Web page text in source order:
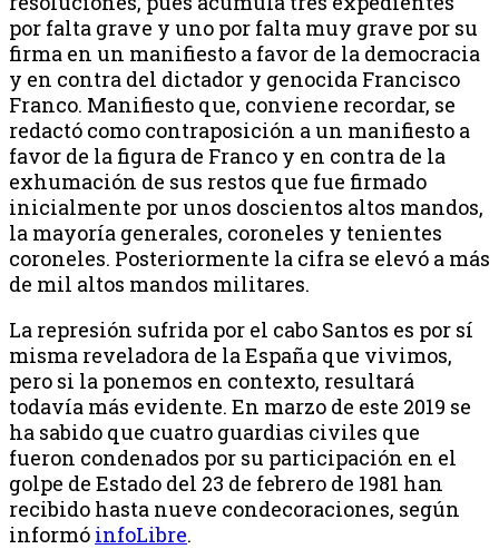
por falta grave y uno por falta muy grave por su
firma en un manifiesto a favor de la democracia
y en contra del dictador y genocida Francisco
Franco. Manifiesto que, conviene recordar, se
redactó como contraposición a un manifiesto a
favor de la figura de Franco y en contra de la
exhumación de sus restos que fue firmado
inicialmente por unos doscientos altos mandos,
la mayoría generales, coroneles y tenientes
coroneles. Posteriormente la cifra se elevó a más
de mil altos mandos militares.
La represión sufrida por el cabo Santos es por sí
misma reveladora de la España que vivimos,
pero si la ponemos en contexto, resultará
todavía más evidente. En marzo de este 2019 se
ha sabido que cuatro guardias civiles que
fueron condenados por su participación en el
golpe de Estado del 23 de febrero de 1981 han
recibido hasta nueve condecoraciones, según
informó infoLibre.